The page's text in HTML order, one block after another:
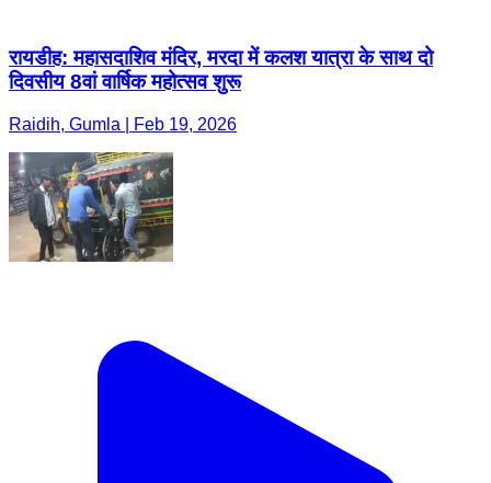
रायडीह: महासदाशिव मंदिर, मरदा में कलश यात्रा के साथ दो
दिवसीय 8वां वार्षिक महोत्सव शुरू
Raidih, Gumla | Feb 19, 2026